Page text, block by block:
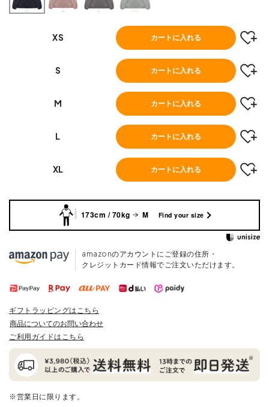
XS カートに入れる
S カートに入れる
M カートに入れる
L カートに入れる
XL カートに入れる
173cm / 70kg M Find your size
amazonのアカウントにご登録の住所・
クレジットカード情報でご注文いただけます。
ギフトラッピングはこちら
商品についてのお問い合わせ
ご利用ガイドはこちら
※営業日に限ります。